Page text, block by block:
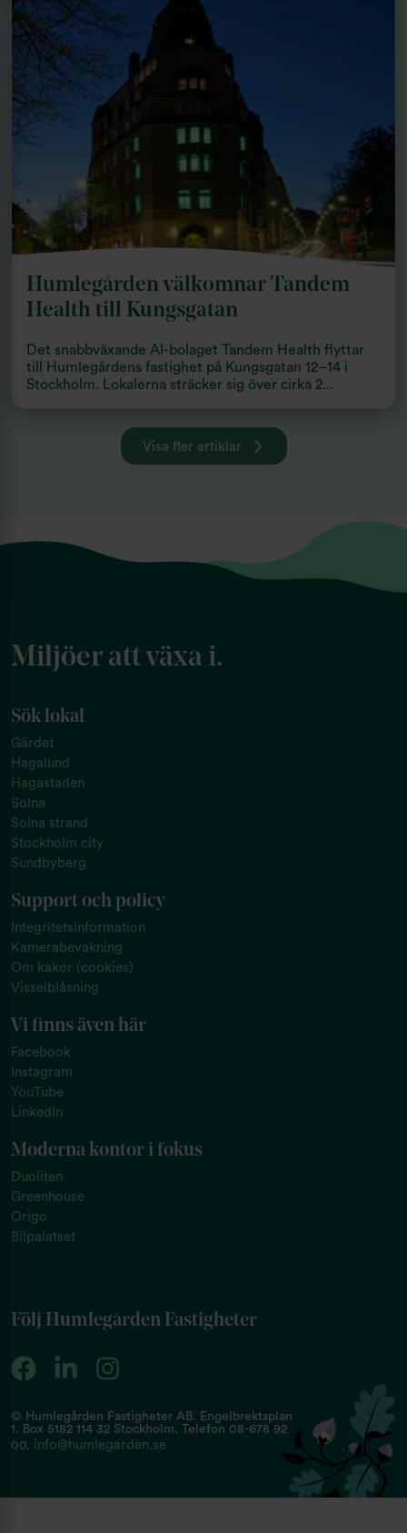
Humlegården välkomnar Tandem
Health till Kungsgatan
Det snabbväxande AI-bolaget Tandem Health flyttar
till Humlegårdens fastighet på Kungsgatan 12–14 i
Stockholm. Lokalerna sträcker sig över cirka 2...
Visa fler artiklar
Miljöer att växa i.
Sök lokal
Gärdet
Hagalund
Hagastaden
Solna
Solna strand
Stockholm city
Sundbyberg
Support och policy
Integritetsinformation
Kamerabevakning
Om kakor (cookies)
Visselblåsning
Vi finns även här
Facebook
Instagram
YouTube
LinkedIn
Moderna kontor i fokus
Duoliten
Greenhouse
Origo
Bilpalatset
Följ Humlegården Fastigheter
© Humlegården Fastigheter AB. Engelbrektsplan
1. Box 5182 114 32 Stockholm. Telefon 08-678 92
00. info@humlegarden.se